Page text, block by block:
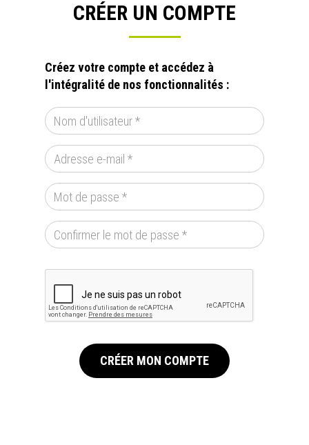
CRÉER UN COMPTE
Créez votre compte et accédez à
l'intégralité de nos fonctionnalités :
CRÉER MON COMPTE